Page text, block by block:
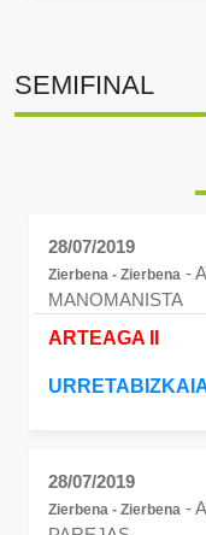
SEMIFINAL
28/07/2019
Zierbena - Zierbena -
MANOMANISTA
ARTEAGA II
URRETABIZKAIA
28/07/2019
Zierbena - Zierbena -